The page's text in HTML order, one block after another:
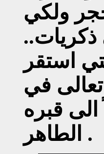
ولكي
استقر
في
الى قبره
الطاهر .